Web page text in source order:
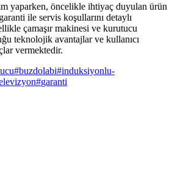
yaparken, öncelikle ihtiyaç duyulan ürün
ile servis koşullarını detaylı
çamaşır makinesi ve kurutucu
teknolojik avantajlar ve kullanıcı
vermektedir.
#buzdolabi#induksiyonlu-
#garanti